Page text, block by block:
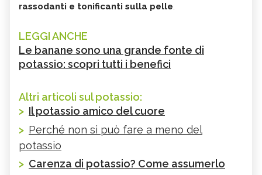
rassodanti e tonificanti sulla pelle.
LEGGI ANCHE
Le banane sono una grande fonte di
potassio: scopri tutti i benefici
Altri articoli sul potassio:
> Il potassio amico del cuore
> Perché non si può fare a meno del
potassio
> Carenza di potassio? Come assumerlo